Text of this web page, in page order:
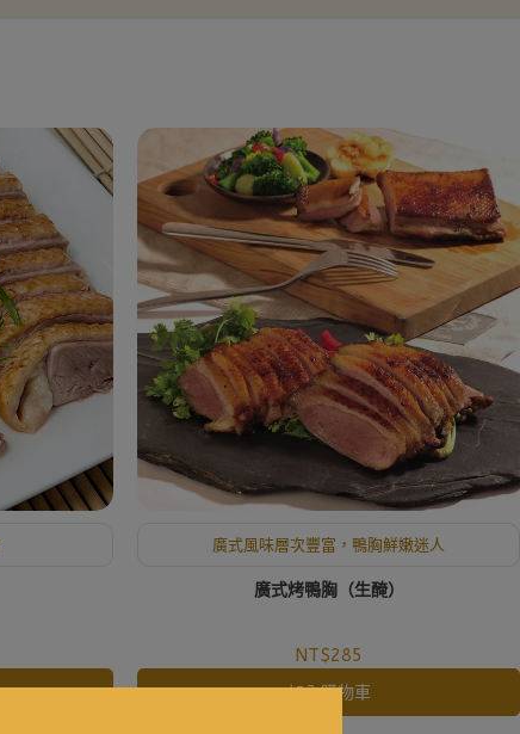
廣式風味層次豐富，鴨胸鮮嫩迷人
廣式烤鴨胸（生醃）
NT$285
加入購物車